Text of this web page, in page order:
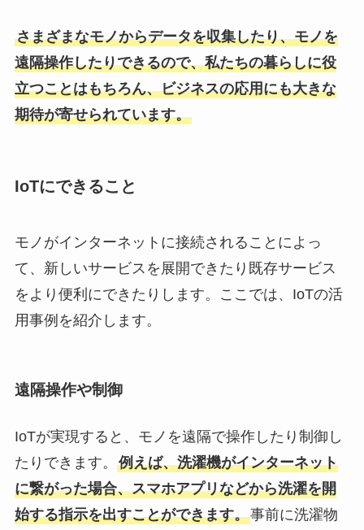
さまざまなモノからデータを収集したり、モノを
遠隔操作したりできるので、私たちの暮らしに役
立つことはもちろん、ビジネスの応用にも大きな
期待が寄せられています。
IoTにできること
モノがインターネットに接続されることによっ
て、新しいサービスを展開できたり既存サービス
をより便利にできたりします。ここでは、IoTの活
用事例を紹介します。
遠隔操作や制御
IoTが実現すると、モノを遠隔で操作したり制御し
たりできます。 例えば、洗濯機がインターネット
に繋がった場合、スマホアプリなどから洗濯を開
始する指示を出すことができます。事前に洗濯物